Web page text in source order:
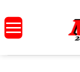
Inhalt
springen